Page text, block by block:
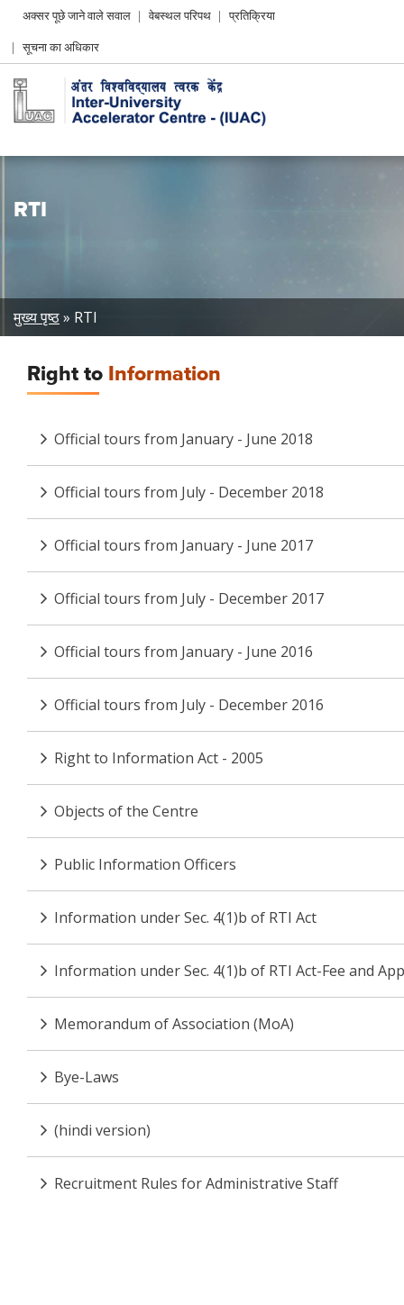
Header
menu
अक्सर पूछे जाने वाले सवाल वेबस्थल परिपथ
प्रतिक्रिया
सूचना का अधिकार
RTI
Breadcrumb
मुख्य पृष्ठ RTI
Right to Information
Official tours from January - June 2018
Official tours from July - December 2018
Official tours from January - June 2017
Official tours from July - December 2017
Official tours from January - June 2016
Official tours from July - December 2016
Right to Information Act - 2005
Objects of the Centre
Public Information Officers
Information under Sec. 4(1)b of RTI Act
Information under Sec. 4(1)b of RTI Act-Fee and
Memorandum of Association (MoA)
Bye-Laws
(hindi version)
Recruitment Rules for Administrative Staff